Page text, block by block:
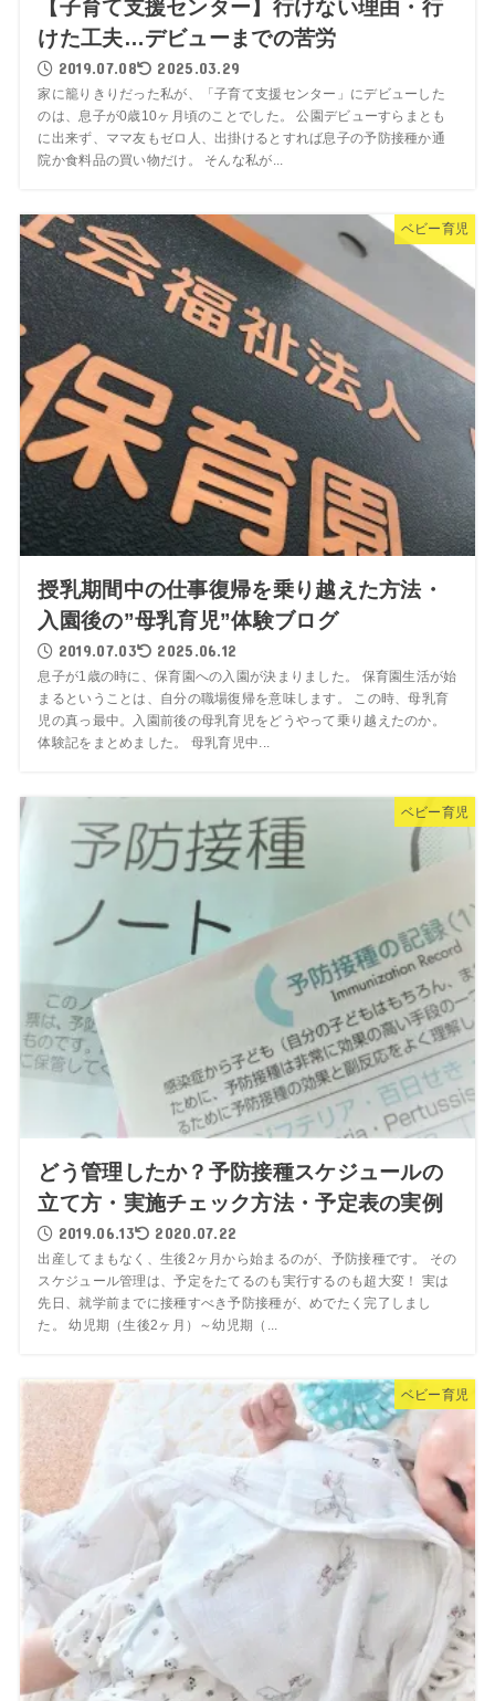
【子育て支援センター】行けない理由・行
けた工夫…デビューまでの苦労
2019.07.08 2025.03.29
家に籠りきりだった私が、「子育て支援センター」にデビューした
のは、息子が0歳10ヶ月頃のことでした。 公園デビューすらまとも
に出来ず、ママ友もゼロ人、出掛けるとすれば息子の予防接種か通
院か食料品の買い物だけ。 そんな私が...
ベビー育児
授乳期間中の仕事復帰を乗り越えた方法・
入園後の”母乳育児”体験ブログ
2019.07.03 2025.06.12
息子が1歳の時に、保育園への入園が決まりました。 保育園生活が始
まるということは、自分の職場復帰を意味します。 この時、母乳育
児の真っ最中。入園前後の母乳育児をどうやって乗り越えたのか。
体験記をまとめました。 母乳育児中...
ベビー育児
どう管理したか？予防接種スケジュールの
立て方・実施チェック方法・予定表の実例
2019.06.13 2020.07.22
出産してまもなく、生後2ヶ月から始まるのが、予防接種です。 その
スケジュール管理は、予定をたてるのも実行するのも超大変！ 実は
先日、就学前までに接種すべき予防接種が、めでたく完了しまし
た。 幼児期（生後2ヶ月）～幼児期（...
ベビー育児